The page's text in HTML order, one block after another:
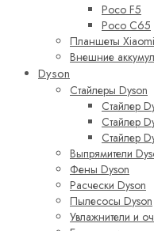
Poco F5
Poco C65
Планшеты Xiaomi
Внешние
Dyson
Стайлеры Dyson
Стайлер
Стайлер
Стайлер
Выпрямители
Фены Dyson
Расчески Dyson
Пылесосы Dyson
Увлажнители и